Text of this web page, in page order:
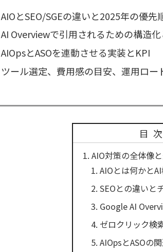
AIOとSEO/SGEの違いと2025年の優先
AI Overviewで引用されるための構造
AIOpsとASOを連動させる実装とKPI
ツール選定、費用感の目安、運用ロー
目次
AIO対策の全体像
AIOとは何かと
SEOとの違いと
Google AI
ゼロクリック検
AIOpsとASOの